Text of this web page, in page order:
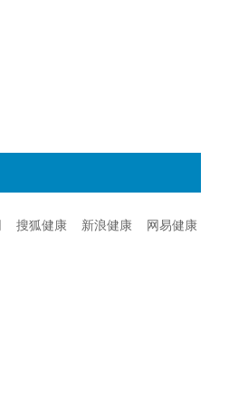
搜狐健康 新浪健康
网易健康